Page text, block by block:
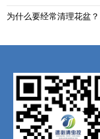
为什么要经常清理花盆？